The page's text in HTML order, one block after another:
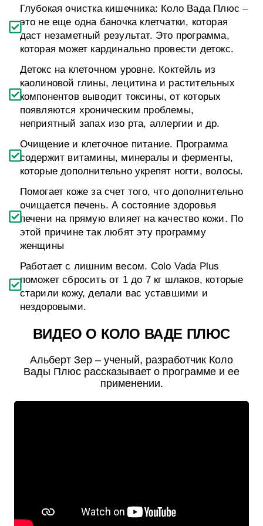
Глубокая очистка кишечника: Коло Вада Плюс –
это не еще одна баночка клетчатки, которая
даст незаметный результат. Это программа,
которая может кардинально провести детокс.
Детокс на клеточном уровне. Коктейль из
каолиновой глины, лецитина и растительных
компонентов выводит токсины, от которых
появляются хроническим проблемы,
неприятный запах изо рта, аллергии и др.
Очищение и клеточное питание. Программа
содержит витамины, минералы и ферменты,
которые дополнительно укрепят ногти, волосы.
Помогает коже за счет того, что дополнительно
очищается печень. А состояние здоровья
печени на прямую влияет на качество кожи. По
этой причине так любят эту программу
женщины
Работает с лишним весом. Colo Vada Plus
поможет сбросить от 1 до 7 кг шлаков, которые
старили кожу, делали вас уставшими и
нездоровыми.
ВИДЕО О КОЛО ВАДЕ ПЛЮС
Альберт Зер – ученый, разработчик Коло
Вады Плюс рассказывает о программе и ее
применении.